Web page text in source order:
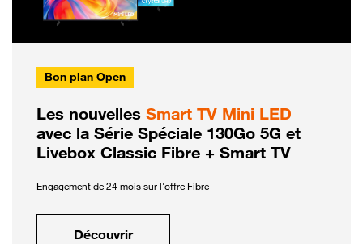
Bon plan Open
Les nouvelles Smart TV Mini LED
avec la Série Spéciale 130Go 5G et
Livebox Classic Fibre + Smart TV
Engagement de 24 mois sur l'offre Fibre
Découvrir